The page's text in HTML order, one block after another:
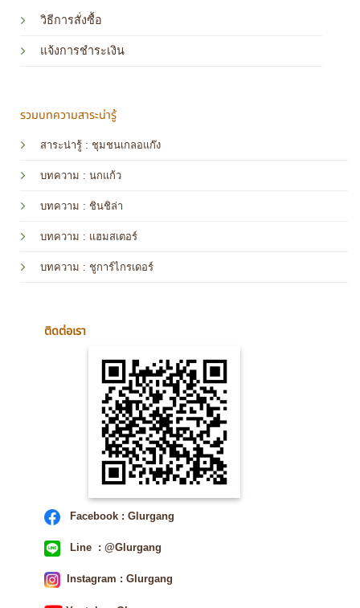
วิธีการสั่งซื้อ
แจ้งการชำระเงิน
รวมบทความสาระน่ารู้
สาระน่ารู้ : ชุมชนเกลอแก๊ง
บทความ : นกแก้ว
บทความ : ชินชิล่า
บทความ : แฮมสเตอร์
บทความ : ชูการ์ไกรเดอร์
ติดต่อเรา
Facebook : Glurgang
Line : @Glurgang
Instagram : Glurgang